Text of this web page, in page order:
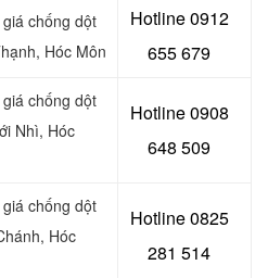
chống dột
Hóc Môn
Hotline 0912
655 679
chống dột
Nhì, Hóc
Hotline 0908
648 509
chống dột
, Hóc
Hotline 0825
281 514